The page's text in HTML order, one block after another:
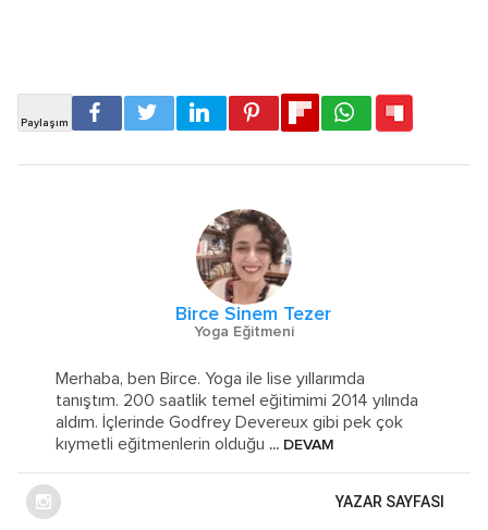
Birce Sinem Tezer
Yoga Eğitmeni
Merhaba, ben Birce. Yoga ile lise yıllarımda
tanıştım. 200 saatlik temel eğitimimi 2014 yılında
aldım. İçlerinde Godfrey Devereux gibi pek çok
kıymetli eğitmenlerin olduğu ... DEVAM
YAZAR SAYFASI